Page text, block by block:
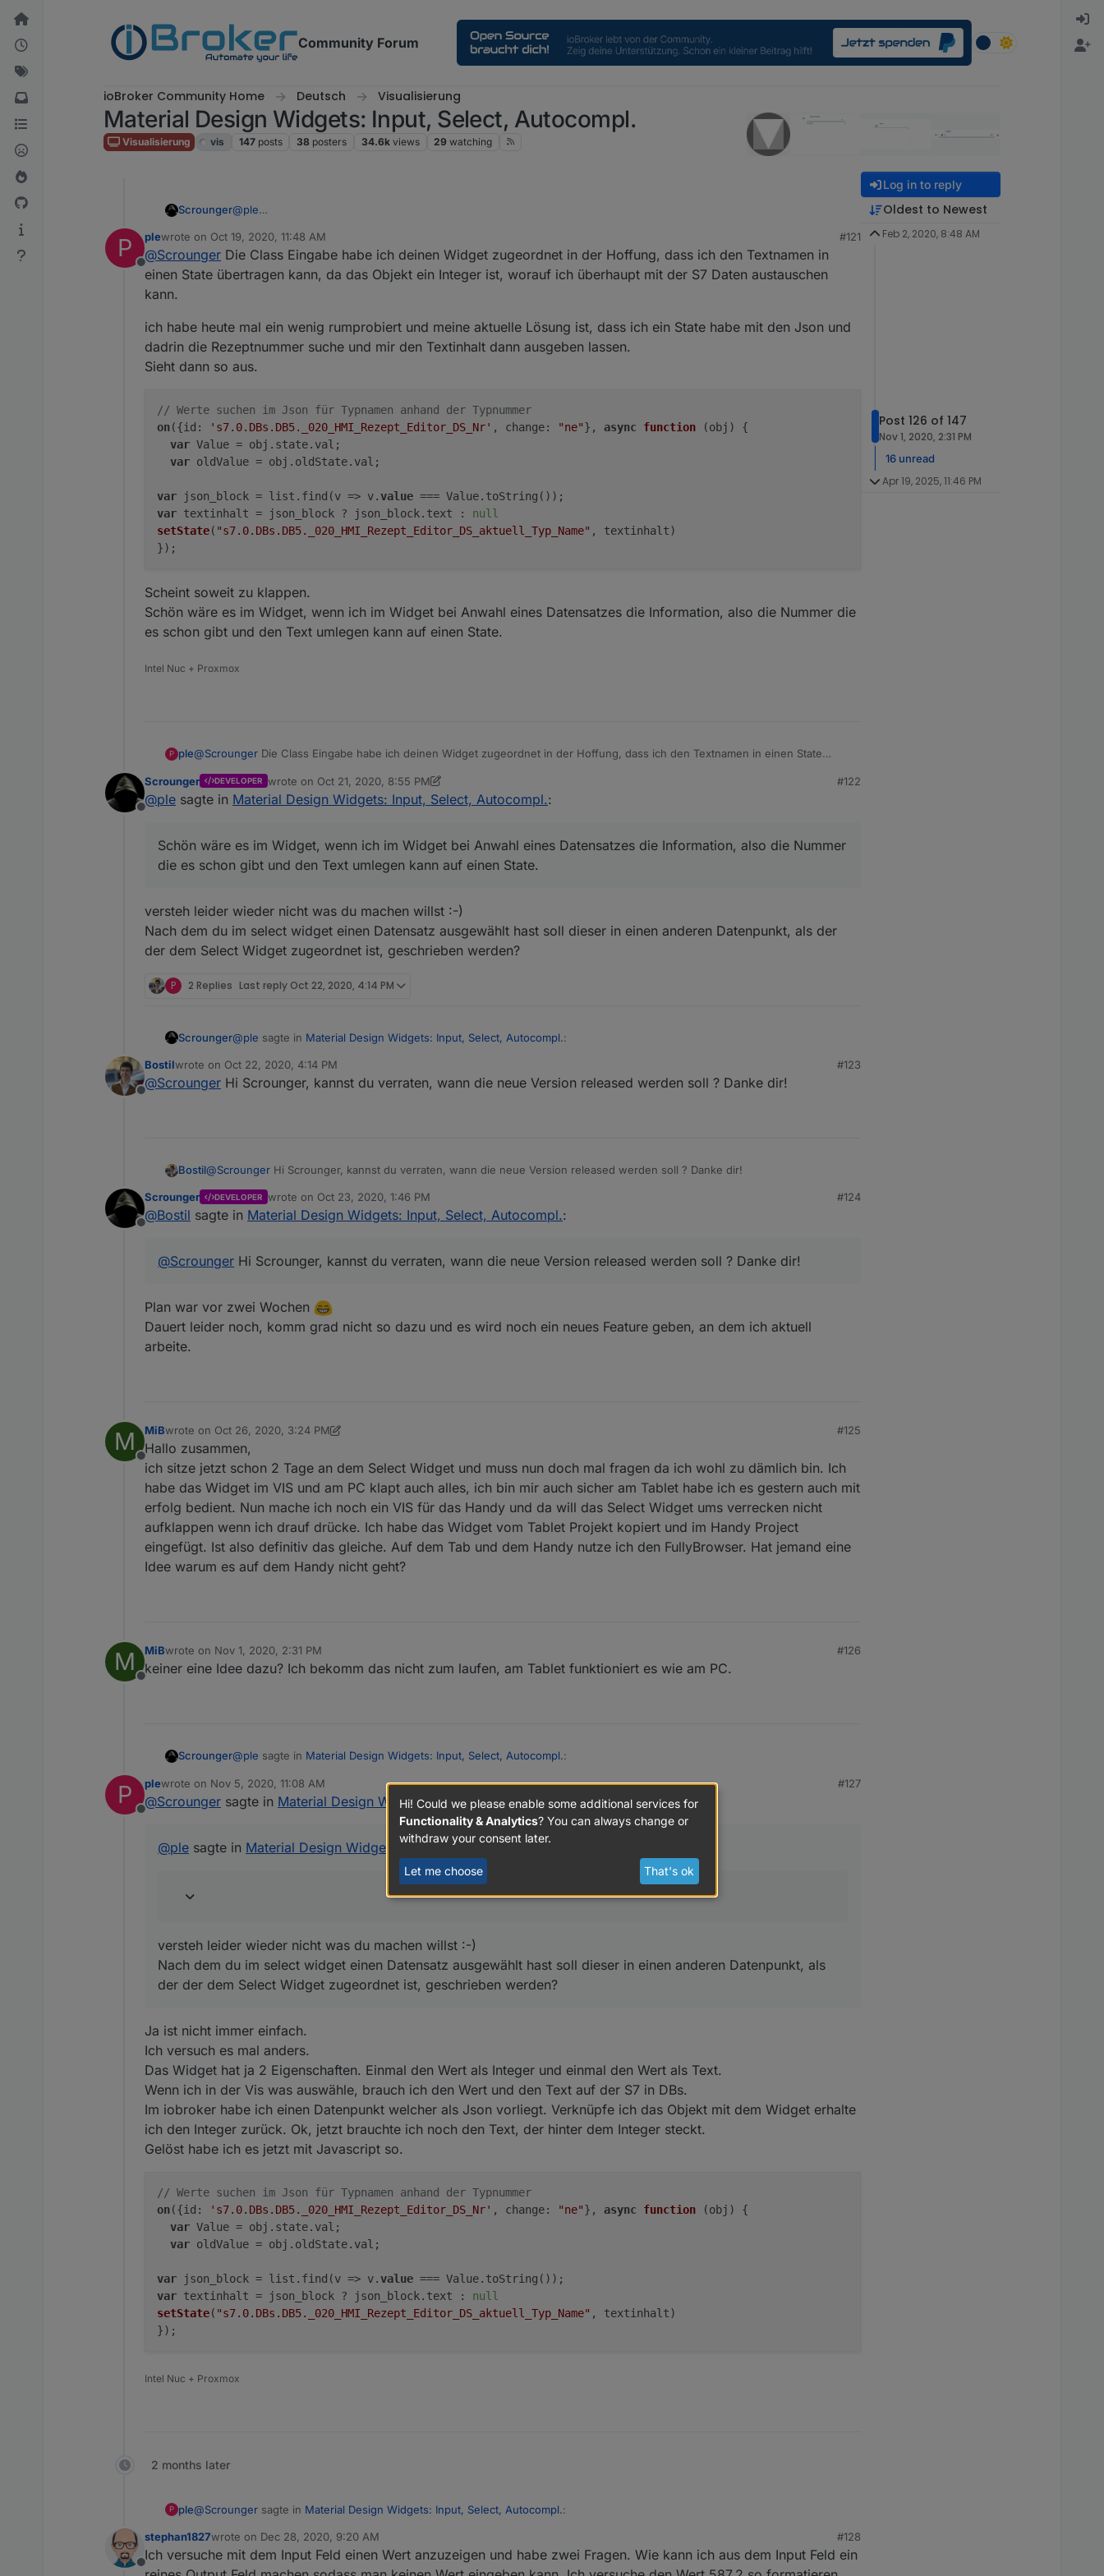
Skip to content
Community Forum
ioBroker Community Home Deutsch Visualisierung
Material Design Widgets: Input, Select, Autocompl.
Visualisierung vis 147 posts 38 posters 34.6k views 29 watching
Scrounger@ple
ClassEingabegibt es bei MDW schon mal nicht.
P
Offline
plewrote on Oct 19, 2020, 11:48 AM
last edited by
#121
@Scrounger Die Class Eingabe habe ich deinen Widget zugeordnet in der Hoffung, dass ich den Textnamen in
einen State übertragen kann, da das Objekt ein Integer ist, worauf ich überhaupt mit der S7 Daten austauschen
kann.
ich habe heute mal ein wenig rumprobiert und meine aktuelle Lösung ist, dass ich ein State habe mit den Json und
dadrin die Rezeptnummer suche und mir den Textinhalt dann ausgeben lassen.
Sieht dann so aus.
// Werte suchen im Json für Typnamen anhand der Typnummer
on({id: 's7.0.DBs.DB5._020_HMI_Rezept_Editor_DS_Nr' , change: "ne"}, async function (obj )
{
var Value = obj.state.val;
var oldValue = obj.oldState.val;
var json_block = list.find(v => v.value
var textinhalt = json_block ? json_block.text : null
setState( "s7.0.DBs.DB5._020_HMI_Rezept_Editor_DS_aktuell_Typ_Name" , textinhalt)
})
Scheint soweit zu klappen.
Schön wäre es im Widget, wenn ich im Widget bei Anwahl eines Datensatzes die Information, also die Nummer die
es schon gibt und den Text umlegen kann auf einen State.
Intel Nuc + Proxmox
P ple@Scrounger Die Class Eingabe habe ich deinen Widget zugeordnet in der Hoffung, dass ich den Textnamen in einen State
ich habe heute mal ein wenig rumprobiert und meine aktuelle Lösung ist, dass ich ein State habe mit den Json und dadrin die
Rezeptnummer suche und mir den Textinhalt dann ausgeben lassen.
  var Value = obj.state.val;
  var oldValue = obj.oldState.val;
var textinhalt = json_block ? json_block.text : null
setState("s7.0.DBs.DB5._020_HMI_Rezept_Editor_DS_aktuell_Typ_Name", textinhalt)
Scheint soweit zu klappen.
Schön wäre es im Widget, wenn ich im Widget bei Anwahl eines Datensatzes die Information, also die Nummer die es schon gibt
und den Text umlegen kann auf einen State.
Offline
Scrounger DEVELOPER wrote on Oct 21, 2020, 8:55 PM
last edited by ScroungerOct 21, 2020, 10:56 PM
#122
@ple sagte in Material Design Widgets: Input, Select, Autocompl.:
Schön wäre es im Widget, wenn ich im Widget bei Anwahl eines Datensatzes die Information, also die Nummer
die es schon gibt und den Text umlegen kann auf einen State.
versteh leider wieder nicht was du machen willst :-)
Nach dem du im select widget einen Datensatz ausgewählt hast soll dieser in einen anderen Datenpunkt, als der
der dem Select Widget zugeordnet ist, geschrieben werden?
P 2 Replies Last reply Oct 22, 2020, 4:14 PM
Scrounger@ple sagte in Material Design Widgets: Input, Select, Autocompl.:
Schön wäre es im Widget, wenn ich im Widget bei Anwahl eines Datensatzes die Information, also die Nummer die
Offline
Bostilwrote on Oct 22, 2020, 4:14 PM
last edited by
#123
@Scrounger Hi Scrounger, kannst du verraten, wann die neue Version released werden soll ? Danke dir!
Bostil@Scrounger Hi Scrounger, kannst du verraten, wann die neue Version released werden soll ? Danke dir!
Offline
Scrounger DEVELOPER wrote on Oct 23, 2020, 1:46 PM
last edited by
#124
@Bostil sagte in Material Design Widgets: Input, Select, Autocompl.:
@Scrounger Hi Scrounger, kannst du verraten, wann die neue Version released werden soll ? Danke dir!
Plan war vor zwei Wochen
Dauert leider noch, komm grad nicht so dazu und es wird noch ein neues Feature geben, an dem ich aktuell
arbeite.
M
Offline
MiBwrote on Oct 26, 2020, 3:24 PM
last edited by MiBOct 26, 2020, 4:29 PM
#125
Hallo zusammen,
ich sitze jetzt schon 2 Tage an dem Select Widget und muss nun doch mal fragen da ich wohl zu dämlich bin. Ich
habe das Widget im VIS und am PC klapt auch alles, ich bin mir auch sicher am Tablet habe ich es gestern auch mit
erfolg bedient. Nun mache ich noch ein VIS für das Handy und da will das Select Widget ums verrecken nicht
aufklappen wenn ich drauf drücke. Ich habe das Widget vom Tablet Projekt kopiert und im Handy Project
eingefügt. Ist also definitiv das gleiche. Auf dem Tab und dem Handy nutze ich den FullyBrowser. Hat jemand eine
Idee warum es auf dem Handy nicht geht?
M
Offline
MiBwrote on Nov 1, 2020, 2:31 PM
last edited by
#126
keiner eine Idee dazu? Ich bekomm das nicht zum laufen, am Tablet funktioniert es wie am PC.
Scrounger@ple sagte in Material Design Widgets: Input, Select, Autocompl.:
Schön wäre es im Widget, wenn ich im Widget bei Anwahl eines Datensatzes die Information, also die Nummer die
es schon gibt und den Text umlegen kann auf einen State.
versteh leider wieder nicht was du machen willst :-)
Nach dem du im select widget einen Datensatz ausgewählt hast soll dieser in einen anderen Datenpunkt, als der der dem
Select Widget zugeordnet ist, geschrieben werden?
P
Offline
plewrote on Nov 5, 2020, 11:08 AM
last edited by
#127
@Scrounger sagte in Material Design Widgets: Input, Select, Autocompl.:
@ple sagte in Material Design Widgets: Input, Select, Autocompl.
versteh leider wieder nicht was du machen willst :-)
Nach dem du im select widget einen Datensatz ausgewählt hast soll dieser in einen anderen Datenpunkt, als
der der dem Select Widget zugeordnet ist, geschrieben werden?
Ja ist nicht immer einfach.
Ich versuch es mal anders.
Das Widget hat ja 2 Eigenschaften. Einmal den Wert als Integer und einmal den Wert als Text.
Wenn ich in der Vis was auswähle, brauch ich den Wert und den Text auf der S7 in DBs.
Im iobroker habe ich einen Datenpunkt welcher als Json vorliegt. Verknüpfe ich das Objekt mit dem Widget erhalte
ich den Integer zurück. Ok, jetzt brauchte ich noch den Text, der hinter dem Integer steckt.
Gelöst habe ich es jetzt mit Javascript so.
// Werte suchen im Json für Typnamen anhand der Typnummer
on({id: 's7.0.DBs.DB5._020_HMI_Rezept_Editor_DS_Nr' , change: "ne"}, async function (obj )
{
var Value = obj.state.val;
var oldValue = obj.oldState.val;
var json_block = list.find(v => v.value
var textinhalt = json_block ? json_block.text : null
setState( "s7.0.DBs.DB5._020_HMI_Rezept_Editor_DS_aktuell_Typ_Name" , textinhalt)
})
Intel Nuc + Proxmox
2 months later
P ple@Scrounger sagte in Material Design Widgets: Input, Select, Autocompl.:
@plesagte in Material Design Widgets: Input, Select, Autocompl.:
Offline
stephan1827wrote on Dec 28, 2020, 9:20 AM
last edited by
#128
Ich versuche mit dem Input Feld einen Wert anzuzeigen und habe zwei Fragen. Wie kann ich aus dem Input Feld ein
Log in to reply
Oldest to Newest
Feb 2, 2020, 8:48 AM
Post 126 of 147
Nov 1, 2020, 2:31 PM
16 unread
Apr 19, 2025, 11:46 PM
Hi! Could we please enable some additional services for
Functionality & Analytics? You can always change or
withdraw your consent later.
Let me choose That's ok